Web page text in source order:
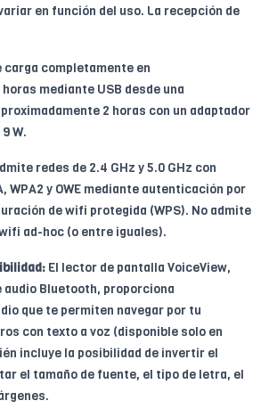
en función del uso. La recepción de
carga completamente en
mediante USB desde una
2 horas con un adaptador
W.
redes de 2.4 GHz y 5.0 GHz con
WPA2 y OWE mediante autenticación por
de wifi protegida (WPS). No admite
ad-hoc (o entre iguales).
El lector de pantalla VoiceView,
Bluetooth, proporciona
que te permiten navegar por tu
con texto a voz (disponible solo en
incluye la posibilidad de invertir el
el tamaño de fuente, el tipo de letra, el